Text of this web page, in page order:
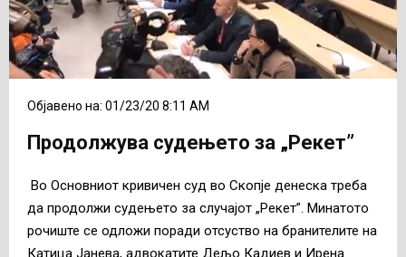
Објавено на: 01/23/20 8:11 AM
Продолжува судењето за „Рекет”
Во Основниот кривичен суд во Скопје денеска треба
да продолжи судењето за случајот „Рекет”. Минатото
рочиште се одложи поради отсуство на бранителите на